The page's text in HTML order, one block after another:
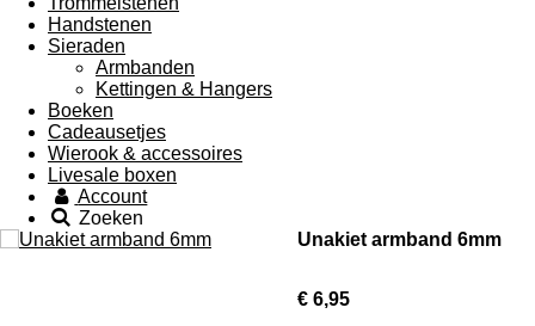
Handstenen
Sieraden
Armbanden
Kettingen & Hangers
Boeken
Cadeausetjes
Wierook & accessoires
Livesale boxen
Account
Zoeken
Unakiet armband 6mm
€ 6,95